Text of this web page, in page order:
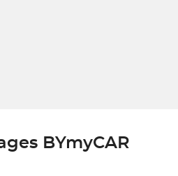
BYmyCAR